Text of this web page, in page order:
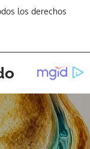
los derechos